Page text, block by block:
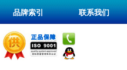
品牌索引 联系我们